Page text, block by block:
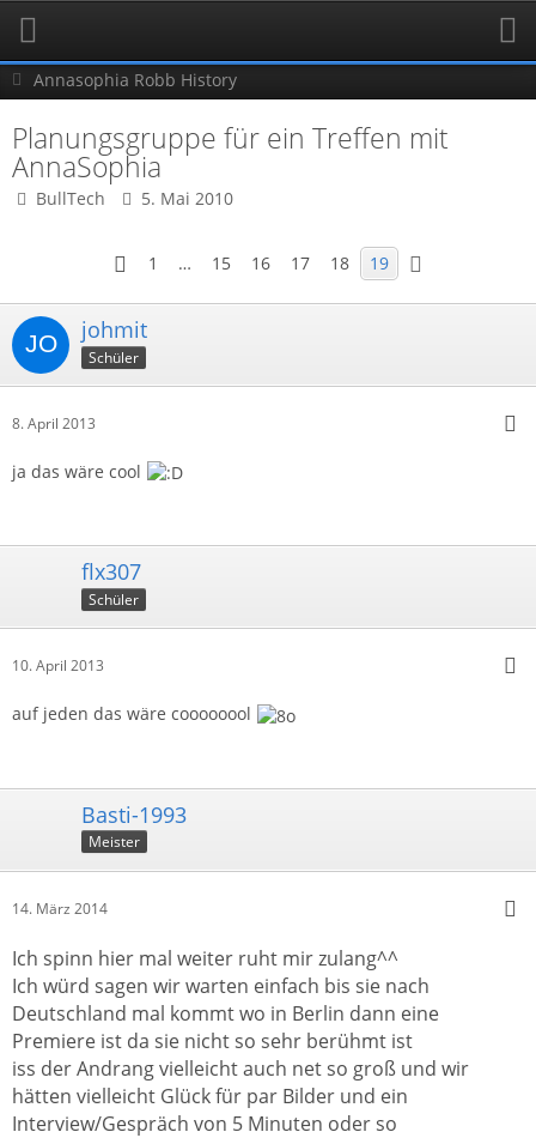
Annasophia Robb History
Planungsgruppe für ein Treffen mit
AnnaSophia
BullTech 5. Mai 2010
1 … 15 16 17 18 19
johmit
Schüler
8. April 2013
ja das wäre cool
flx307
Schüler
10. April 2013
auf jeden das wäre coooooool
Basti-1993
Meister
14. März 2014
Ich spinn hier mal weiter ruht mir zulang^^
Ich würd sagen wir warten einfach bis sie nach
Deutschland mal kommt wo in Berlin dann eine
Premiere ist da sie nicht so sehr berühmt ist
iss der Andrang vielleicht auch net so groß und wir
hätten vielleicht Glück für par Bilder und ein
Interview/Gespräch von 5 Minuten oder so